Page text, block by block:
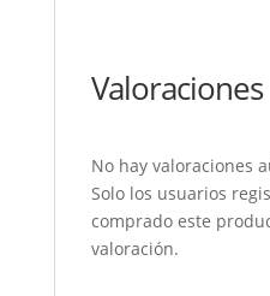
Valoraciones
No hay valoraciones
Solo los usuarios
comprado este
valoración.